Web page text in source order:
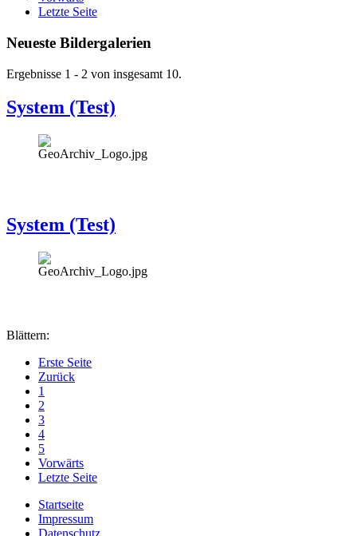
Letzte Seite
Neueste Bildergalerien
Ergebnisse 1 - 2 von insgesamt 10.
System (Test)
System (Test)
Blättern:
Erste Seite
Zurück
1
2
3
4
5
Vorwärts
Letzte Seite
Startseite
Impressum